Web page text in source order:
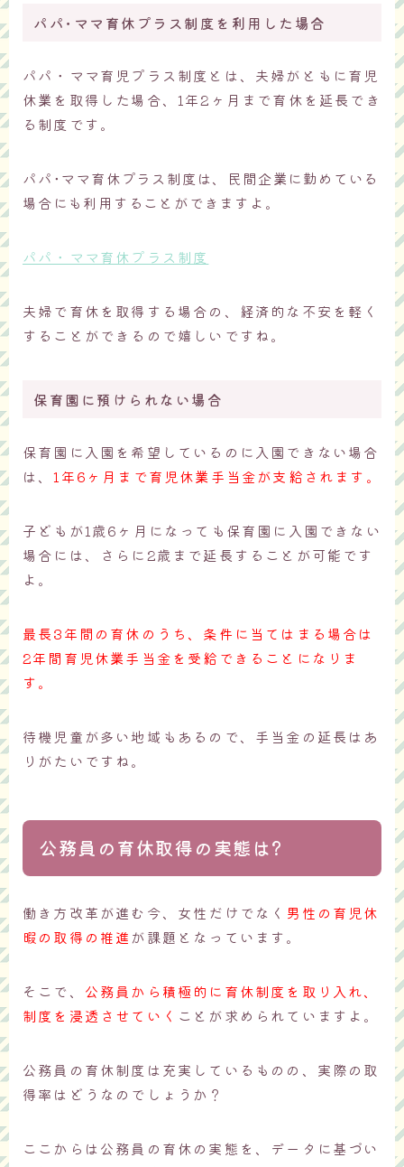
パパ･ママ育休プラス制度を利用した場合
パパ・ママ育児プラス制度とは、夫婦がともに育児
休業を取得した場合、1年2ヶ月まで育休を延長でき
る制度です。
パパ･ママ育休プラス制度は、民間企業に勤めている
場合にも利用することができますよ。
パパ・ママ育休プラス制度
夫婦で育休を取得する場合の、経済的な不安を軽く
することができるので嬉しいですね。
保育園に預けられない場合
保育園に入園を希望しているのに入園できない場合
は、1年6ヶ月まで育児休業手当金が支給されます。
子どもが1歳6ヶ月になっても保育園に入園できない
場合には、さらに2歳まで延長することが可能です
よ。
最長3年間の育休のうち、条件に当てはまる場合は
2年間育児休業手当金を受給できることになりま
す。
待機児童が多い地域もあるので、手当金の延長はあ
りがたいですね。
公務員の育休取得の実態は?
働き方改革が進む今、女性だけでなく 男性の育児休
暇の取得の推進 が課題となっています。
そこで、 公務員から積極的に育休制度を取り入れ、
制度を浸透させていく ことが求められていますよ。
公務員の育休制度は充実しているものの、実際の取
得率はどうなのでしょうか？
ここからは公務員の育休の実態を、データに基づい